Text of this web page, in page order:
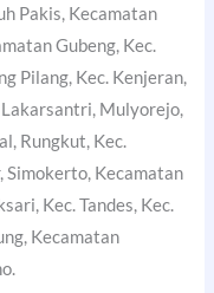
Pakis, Kecamatan
Gubeng, Kec.
Pilang, Kec. Kenjeran,
Mulyorejo,
Rungkut, Kec.
Simokerto, Kecamatan
Kec. Tandes, Kec.
Kecamatan